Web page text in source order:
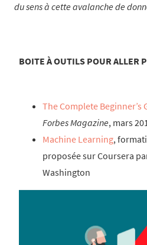
du sens à cette avalanche de
BOITE À OUTILS POUR ALLER
The Complete Beginner’s
Forbes Magazine, mars
Machine Learning,
proposée sur Coursera
Washington